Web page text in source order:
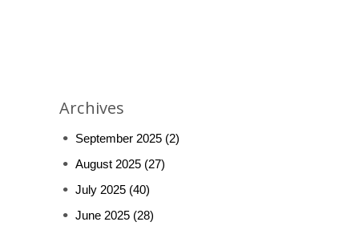
Archives
September 2025 (2)
August 2025 (27)
July 2025 (40)
June 2025 (28)